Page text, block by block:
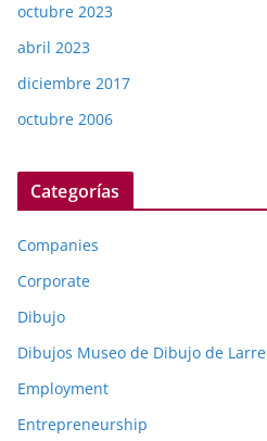
octubre 2023
abril 2023
diciembre 2017
octubre 2006
Categorías
Companies
Corporate
Dibujo
Dibujos Museo de Dibujo de Larre
Employment
Entrepreneurship